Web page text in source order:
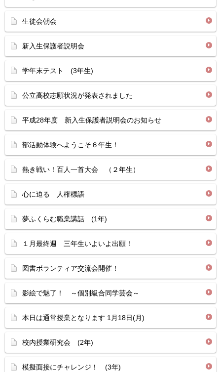
生徒会朝会
新入生保護者説明会
学年末テスト (3年生)
公立高校志願状況が発表されました
平成28年度 新入生保護者説明会のお知らせ
部活動体験へようこそ６年生！
熱き戦い！百人一首大会 （２年生）
心に迫る 人権標語
夢ふくらむ職業講話 (1年)
１月最終週 三年生いよいよ出願！
図書ボランティア交流会開催！
影絵で魅了！ ～個別級合同学芸会～
本日は通常授業となります 1月18日(月)
校内授業研究会 (2年)
模擬面接にチャレンジ！ (3年)